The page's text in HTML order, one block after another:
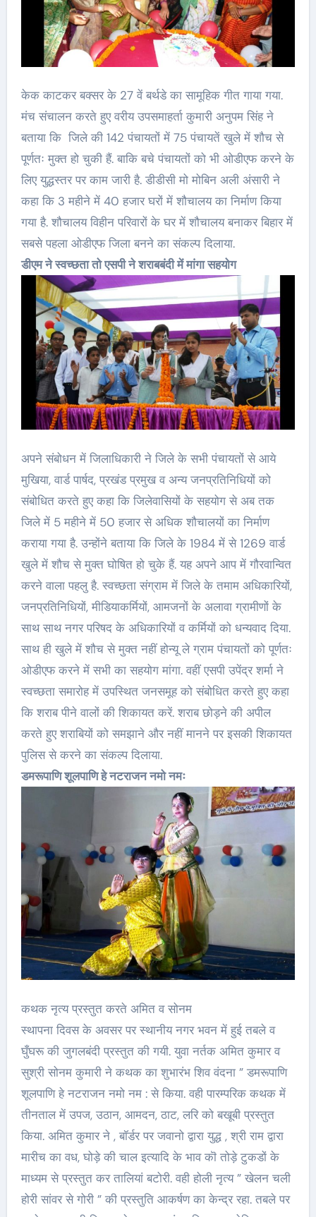
केक काटकर बक्सर के 27 वें बर्थडे का सामूहिक गीत गाया गया.
मंच संचालन करते हुए वरीय उपसमाहर्ता कुमारी अनुपम सिंह ने
बताया कि जिले की 142 पंचायतों में 75 पंचायतें खुले में शौच से
पूर्णतः मुक्त हो चुकी हैं. बाकि बचे पंचायतों को भी ओडीएफ करने के
लिए युद्धस्तर पर काम जारी है. डीडीसी मो मोबिन अली अंसारी ने
कहा कि 3 महीने में 40 हजार घरों में शौचालय का निर्माण किया
गया है. शौचालय विहीन परिवारों के घर में शौचालय बनाकर बिहार में
सबसे पहला ओडीएफ जिला बनने का संकल्प दिलाया.
डीएम ने स्वच्छता तो एसपी ने शराबबंदी में मांगा सहयोग
अपने संबोधन में जिलाधिकारी ने जिले के सभी पंचायतों से आये
मुखिया, वार्ड पार्षद, प्रखंड प्रमुख व अन्य जनप्रतिनिधियों को
संबोधित करते हुए कहा कि जिलेवासियों के सहयोग से अब तक
जिले में 5 महीने में 50 हजार से अधिक शौचालयों का निर्माण
कराया गया है. उन्होंने बताया कि जिले के 1984 में से 1269 वार्ड
खुले में शौच से मुक्त घोषित हो चुके हैं. यह अपने आप में गौरवान्वित
करने वाला पहलु है. स्वच्छता संग्राम में जिले के तमाम अधिकारियों,
जनप्रतिनिधियों, मीडियाकर्मियों, आमजनों के अलावा ग्रामीणों के
साथ साथ नगर परिषद के अधिकारियों व कर्मियों को धन्यवाद दिया.
साथ ही खुले में शौच से मुक्त नहीं होन्यू ले ग्राम पंचायतों को पूर्णतः
ओडीएफ करने में सभी का सहयोग मांगा. वहीं एसपी उपेंद्र शर्मा ने
स्वच्छता समारोह में उपस्थित जनसमूह को संबोधित करते हुए कहा
कि शराब पीने वालों की शिकायत करें. शराब छोड़ने की अपील
करते हुए शराबियों को समझाने और नहीं मानने पर इसकी शिकायत
पुलिस से करने का संकल्प दिलाया.
डमरूपाणि शूलपाणि हे नटराजन नमो नमः
कथक नृत्य प्रस्तुत करते अमित व सोनम
स्थापना दिवस के अवसर पर स्थानीय नगर भवन में हुई तबले व
घुँघरू की जुगलबंदी प्रस्तुत की गयी. युवा नर्तक अमित कुमार व
सुश्री सोनम कुमारी ने कथक का शुभारंभ शिव वंदना ” डमरूपाणि
शूलपाणि हे नटराजन नमो नम : से किया. वही पारम्परिक कथक में
तीनताल में उपज, उठान, आमदन, ठाट, लरि को बखूबी प्रस्तुत
किया. अमित कुमार ने , बॉर्डर पर जवानो द्वारा युद्ध , श्री राम द्वारा
मारीच का वध, घोड़े की चाल इत्यादि के भाव कॊ तोड़े टुकडों के
माध्यम से प्रस्तुत कर तालियां बटोरी. वही होली नृत्य ” खेलन चली
होरी सांवर से गोरी ” की प्रस्तुति आकर्षण का केन्द्र रहा. तबले पर